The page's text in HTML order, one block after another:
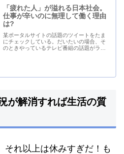
「疲れた人」が溢れる日本社会。
仕事が辛いのに無理して働く理由
は?
某ポータルサイトの話題のツイートをたま
にチェックしている。だいたいの場合、そ
のときやっているテレビ番組の話題がラン
が解消すれば生活の質
それ以上は休みすぎだ！も